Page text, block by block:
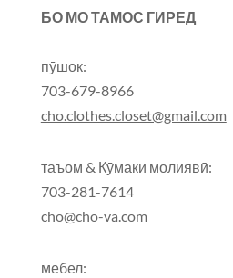
БО МО ТАМОС ГИРЕД
пӯшок:
703-679-8966
cho.clothes.closet@gmail.com
таъом & Кӯмаки молиявӣ:
703-281-7614
cho@cho-va.com
мебел: